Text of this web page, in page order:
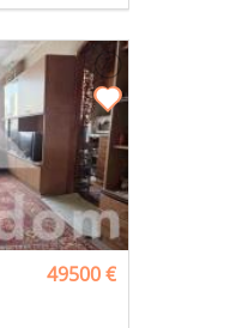
49500 €